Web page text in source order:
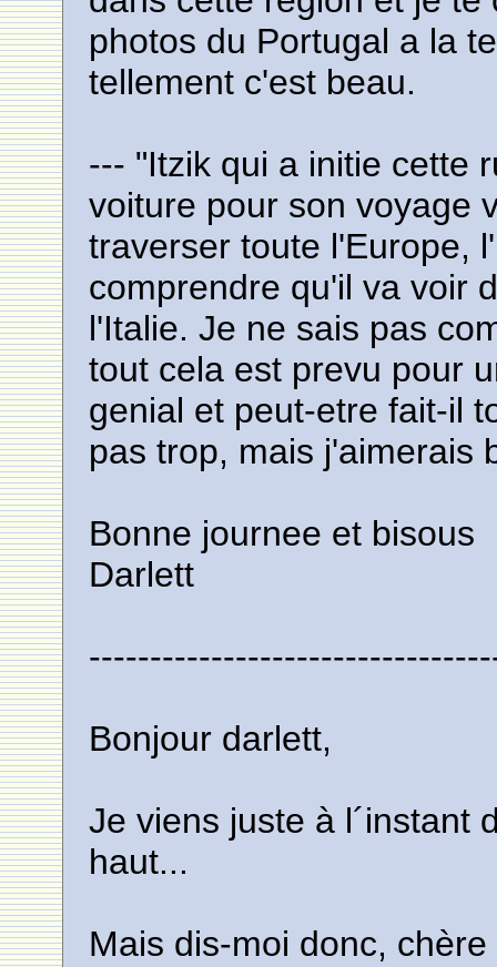
photos du Portugal a la
tellement c'est beau.
--- "Itzik qui a initie cette
voiture pour son voyage
traverser toute l'Europe,
comprendre qu'il va voir
l'Italie. Je ne sais pas
tout cela est prevu pour
genial et peut-etre fait-il
pas trop, mais j'aimerais
Bonne journee et bisous
Darlett
Bonjour darlett,
Je viens juste à l´instant
haut...
Mais dis-moi donc,